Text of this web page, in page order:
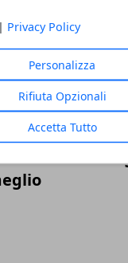
| Privacy Policy
Personalizza
Rifiuta Opzionali
Accetta Tutto
i